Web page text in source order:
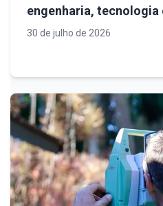
engenharia, tecnologia
projetos mais seguros
30 de julho de 2026